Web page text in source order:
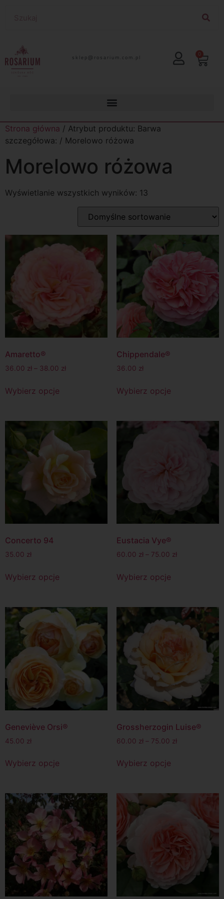
lp.moc.muirasor@pelks 0
Strona główna / Atrybut produktu: Barwa
szczegółowa: / Morelowo różowa
Morelowo różowa
Wyświetlanie wszystkich wyników: 13
Amaretto®
36.00 zł – 38.00 zł
Wybierz opcje
Chippendale®
36.00 zł
Wybierz opcje
Concerto 94
35.00 zł
Wybierz opcje
Eustacia Vye®
60.00 zł – 75.00 zł
Wybierz opcje
Geneviève Orsi®
45.00 zł
Wybierz opcje
Grossherzogin Luise®
60.00 zł – 75.00 zł
Wybierz opcje